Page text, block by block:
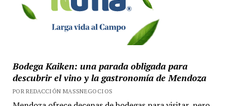
Bodega Kaiken: una parada obligada para
descubrir el vino y la gastronomía de Mendoza
POR REDACCIÓN MASSNEGOCIOS